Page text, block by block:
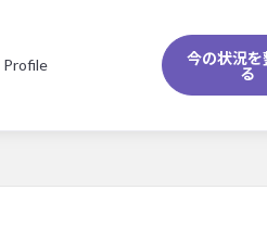
Profile 今の状況を
る